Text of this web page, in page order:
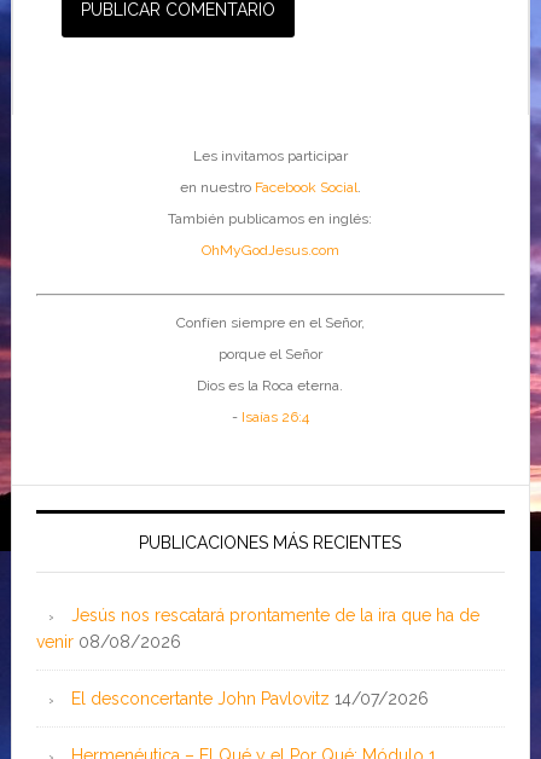
Les invitamos participar
en nuestro Facebook Social.
También publicamos en inglés:
OhMyGodJesus.com
Confíen siempre en el Señor,
porque el Señor
Dios es la Roca eterna.
- Isaías 26:4
PUBLICACIONES MÁS RECIENTES
Jesús nos rescatará prontamente de la ira que ha de
venir 08/08/2026
El desconcertante John Pavlovitz 14/07/2026